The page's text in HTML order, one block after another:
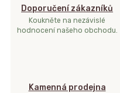
Doporučení zákazníků
Koukněte na nezávislé
hodnocení našeho obchodu.
Kamenná prodejna